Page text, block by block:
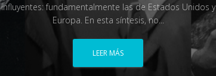
influyentes: fundamentalmente las de Estados Unidos y
Europa. En esta síntesis, no...
LEER MÁS